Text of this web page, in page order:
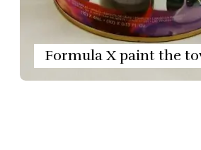
Formula X paint the